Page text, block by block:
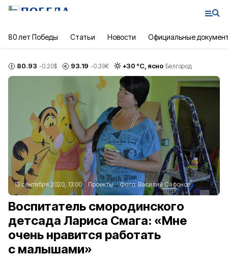
80 лет Победы Статьи Новости Официальные
80.93 -0.20$ 93.19 -0.39€ +30 °С, ясно Белгород
13 сентября 2020, 13:00 Проекты Фото: Василий Сафонов
Воспитатель смородинского
детсада Лариса Смага: «Мне
очень нравится работать
с малышами»